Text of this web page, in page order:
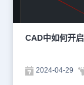
发挥出其强大的
CAD官网教程专
多实用技巧，千
CAD中如何开
2024-04-29